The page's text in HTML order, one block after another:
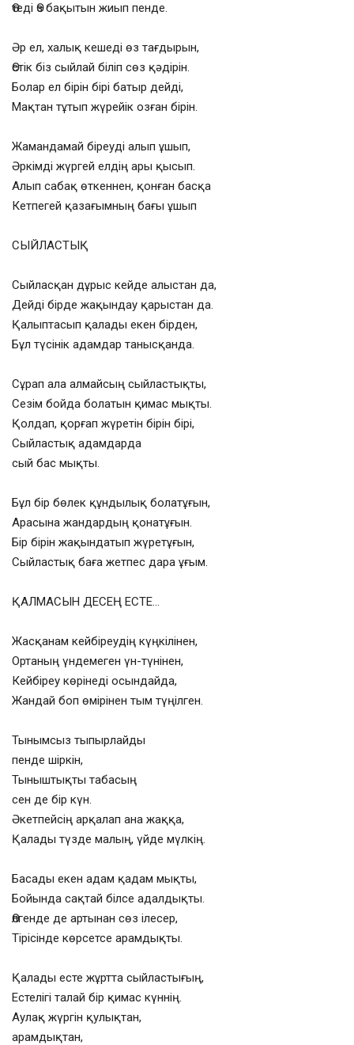
Өтеді Өз бақытын жиып пенде.
Әр ел, халық кешеді өз тағдырын,
Өстік біз сыйлай біліп сөз қәдірін.
Болар ел бірін бірі батыр дейді,
Мақтан тұтып жүрейік озған бірін.
Жамандамай біреуді алып ұшып,
Әркімді жүргей елдің ары қысып.
Алып сабақ өткеннен, қонған басқа
Кетпегей қазағымның бағы ұшып
СЫЙЛАСТЫҚ
Сыйласқан дұрыс кейде алыстан да,
Дейді бірде жақындау қарыстан да.
Қалыптасып қалады екен бірден,
Бұл түсінік адамдар танысқанда.
Сұрап ала алмайсың сыйластықты,
Сезім бойда болатын қимас мықты.
Қолдап, қорғап жүретін бірін бірі,
Сыйластық адамдарда
сый бас мықты.
Бұл бір бөлек құндылық болатұғын,
Арасына жандардың қонатұғын.
Бір бірін жақындатып жүретұғын,
Сыйластық баға жетпес дара ұғым.
ҚАЛМАСЫН ДЕСЕҢ ЕСТЕ…
Жасқанам кейбіреудің күңкілінен,
Ортаның үндемеген үн-түнінен,
Кейбіреу көрінеді осындайда,
Жандай боп өмірінен тым түңілген.
Тынымсыз тыпырлайды
пенде шіркін,
Тыныштықты табасың
сен де бір күн.
Әкетпейсің арқалап ана жаққа,
Қалады түзде малың, үйде мүлкің.
Басады екен адам қадам мықты,
Бойында сақтай білсе адалдықты.
Өлгенде де артынан сөз ілесер,
Тірісінде көрсетсе арамдықты.
Қалады есте жұртта сыйластығың,
Естелігі талай бір қимас күннің.
Аулақ жүргін қулықтан,
арамдықтан,